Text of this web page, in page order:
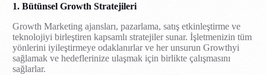
1. Bütünsel Growth Stratejileri
Growth Marketing ajansları, pazarlama, satış etkinleştirme ve
teknolojiyi birleştiren kapsamlı stratejiler sunar. İşletmenizin tüm
yönlerini iyileştirmeye odaklanırlar ve her unsurun Growthyi
sağlamak ve hedeflerinize ulaşmak için birlikte çalışmasını
sağlarlar.